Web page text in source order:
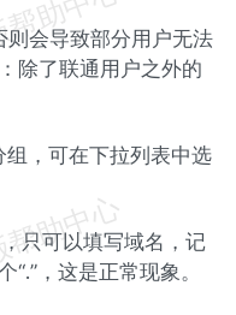
会导致部分用户无法
除了联通用户之外的
，可在下拉列表中选
只可以填写域名，记
，这是正常现象。